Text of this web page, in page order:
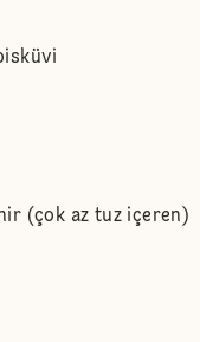
(çok az tuz içeren)